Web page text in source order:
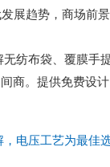
展趋势，商场前
纺布袋、覆膜手
商。提供免费设
电压工艺为最佳